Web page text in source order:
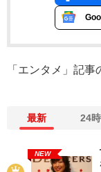
「エンタメ」記
最新 24
NEW